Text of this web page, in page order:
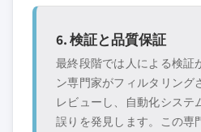
6. 検証と品質保証
最終段階では人による検証
ン専門家がフィルタリング
レビューし、自動化システ
誤りを発見します。この専